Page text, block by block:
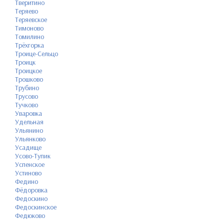
Тверитино
Теряево
Теряевское
Тимоново
Томилино
Трёхгорка
Троице-Сельцо
Троицк
Троицкое
Трошково
Трубино
Трусово
Тучково
Уваровка
Удельная
Ульянино
Ульянково
Усадище
Усово-Тупик
Успенское
Устиново
Федино
Фёдоровка
Федоскино
Федоскинское
Федюково